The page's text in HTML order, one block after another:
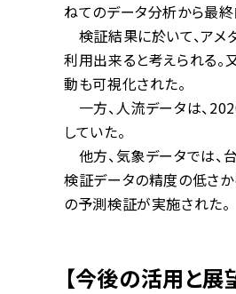
ねてのデータ分析から最
検証結果に於いて、アメ
利用出来ると考えられる。
動も可視化された。
一方、人流データは、
していた。
他方、気象データでは、
検証データの精度の低さか
の予測検証が実施された。
【今後の活用と展